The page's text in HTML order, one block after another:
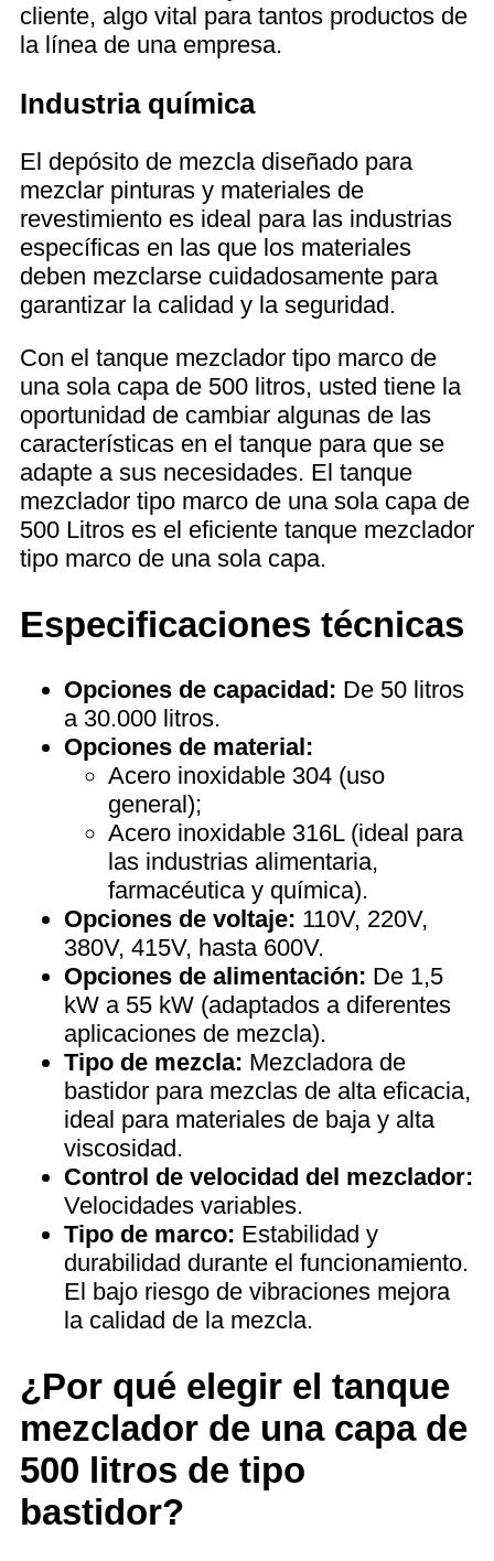
cliente, algo vital para tantos productos de
la línea de una empresa.
Industria química
El depósito de mezcla diseñado para
mezclar pinturas y materiales de
revestimiento es ideal para las industrias
específicas en las que los materiales
deben mezclarse cuidadosamente para
garantizar la calidad y la seguridad.
Con el tanque mezclador tipo marco de
una sola capa de 500 litros, usted tiene la
oportunidad de cambiar algunas de las
características en el tanque para que se
adapte a sus necesidades. El tanque
mezclador tipo marco de una sola capa de
500 Litros es el eficiente tanque mezclador
tipo marco de una sola capa.
Especificaciones técnicas
Opciones de capacidad: De 50 litros
a 30.000 litros.
Opciones de material:
Acero inoxidable 304 (uso
general);
Acero inoxidable 316L (ideal para
las industrias alimentaria,
farmacéutica y química).
Opciones de voltaje: 110V, 220V,
380V, 415V, hasta 600V.
Opciones de alimentación: De 1,5
kW a 55 kW (adaptados a diferentes
aplicaciones de mezcla).
Tipo de mezcla: Mezcladora de
bastidor para mezclas de alta eficacia,
ideal para materiales de baja y alta
viscosidad.
Control de velocidad del mezclador:
Velocidades variables.
Tipo de marco: Estabilidad y
durabilidad durante el funcionamiento.
El bajo riesgo de vibraciones mejora
la calidad de la mezcla.
¿Por qué elegir el tanque
mezclador de una capa de
500 litros de tipo
bastidor?